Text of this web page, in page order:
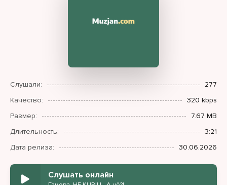
Слушали:
277
Качество:
320 kbps
Размер:
7.67 MB
Длительность:
3:21
Дата релиза:
30.06.2026
Слушать онлайн